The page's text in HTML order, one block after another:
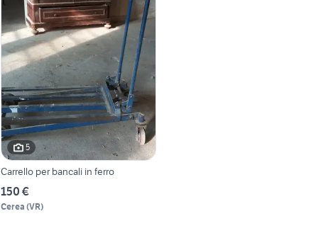
5
Carrello per bancali in ferro
150 €
Cerea (VR)